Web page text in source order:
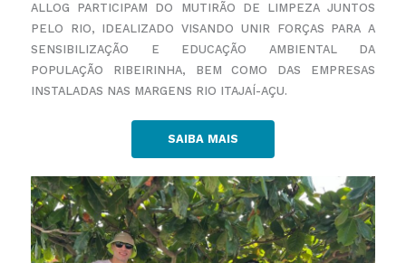
ALLOG PARTICIPAM DO MUTIRÃO DE LIMPEZA JUNTOS
PELO RIO, IDEALIZADO VISANDO UNIR FORÇAS PARA A
SENSIBILIZAÇÃO E EDUCAÇÃO AMBIENTAL DA
POPULAÇÃO RIBEIRINHA, BEM COMO DAS EMPRESAS
INSTALADAS NAS MARGENS RIO ITAJAÍ-AÇU.
SAIBA MAIS